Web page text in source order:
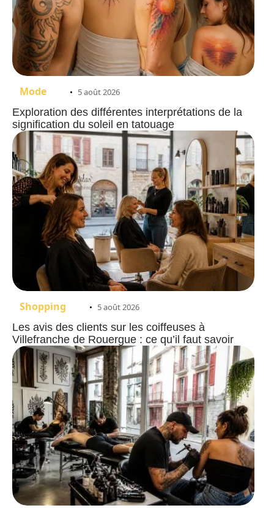
Mode 5 août 2026
Exploration des différentes interprétations de la
signification du soleil en tatouage
Shopping 5 août 2026
Les avis des clients sur les coiffeuses à
Villefranche de Rouergue : ce qu’il faut savoir